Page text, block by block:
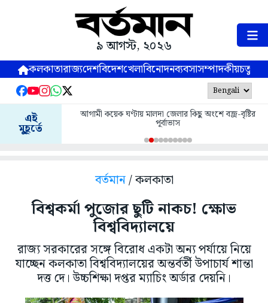
৯ আগস্ট, ২০২৬
কলকাতারাজ্যদেশবিদেশখেলাবিনোদনব্যবসাসম্পাদকীয়
এই
মুহূর্তে
আগামী কয়েক ঘণ্টায় মালদা জেলার কিছু অংশে বজ্র-বৃষ্টির
পূর্বাভাস
বর্তমান/ কলকাতা
বিশ্বকর্মা পুজোর ছুটি নাকচ! ক্ষোভ
বিশ্ববিদ্যালয়ে
রাজ্য সরকারের সঙ্গে বিরোধ একটা অন্য পর্যায়ে নিয়ে
যাচ্ছেন কলকাতা বিশ্ববিদ্যালয়ের অন্তর্বর্তী উপাচার্য শান্তা
দত্ত দে। উচ্চশিক্ষা দপ্তর ম্যাচিং অর্ডার দেয়নি।